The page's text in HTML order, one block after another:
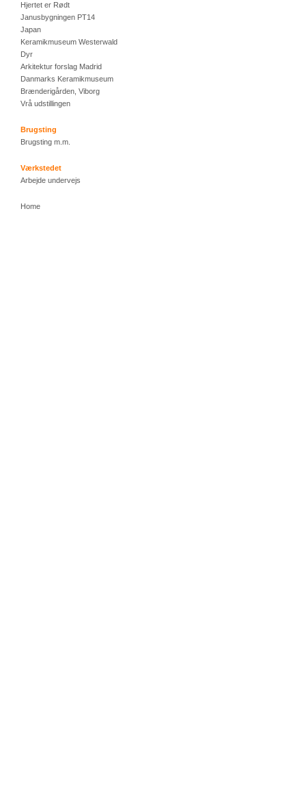
Hjertet er Rødt
Janusbygningen PT14
Japan
Keramikmuseum Westerwald
Dyr
Arkitektur forslag Madrid
Danmarks Keramikmuseum
Brænderigården, Viborg
Vrå udstillingen
Brugsting
Brugsting m.m.
Værkstedet
Arbejde undervejs
Home